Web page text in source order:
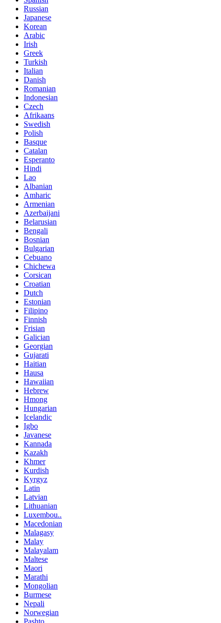
Russian
Japanese
Korean
Arabic
Irish
Greek
Turkish
Italian
Danish
Romanian
Indonesian
Czech
Afrikaans
Swedish
Polish
Basque
Catalan
Esperanto
Hindi
Lao
Albanian
Amharic
Armenian
Azerbaijani
Belarusian
Bengali
Bosnian
Bulgarian
Cebuano
Chichewa
Corsican
Croatian
Dutch
Estonian
Filipino
Finnish
Frisian
Galician
Georgian
Gujarati
Haitian
Hausa
Hawaiian
Hebrew
Hmong
Hungarian
Icelandic
Igbo
Javanese
Kannada
Kazakh
Khmer
Kurdish
Kyrgyz
Latin
Latvian
Lithuanian
Luxembou..
Macedonian
Malagasy
Malay
Malayalam
Maltese
Maori
Marathi
Mongolian
Burmese
Nepali
Norwegian
Pashto